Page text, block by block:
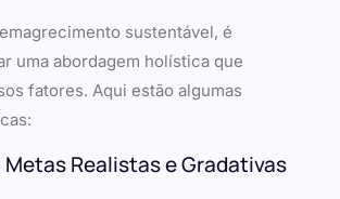
sustentável, é
uma abordagem holística que
fatores. Aqui estão algumas
Metas Realistas e Gradativas